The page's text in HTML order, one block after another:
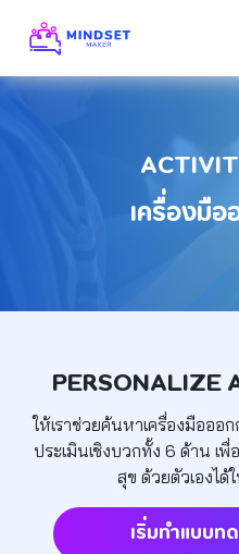
เครื่องมื
ให้เราช่วยค้นหาเครื่องมือออ
ประเมินเชิงบวกทั้ง 6 ด้าน เ
สุข ด้วยตัวเองได้
เริ่มทำแบบ